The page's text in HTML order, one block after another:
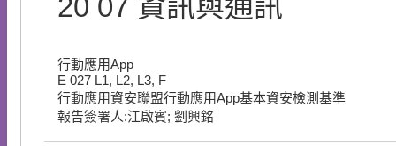
20 07 資訊與通訊
行動應用App
E 027 L1, L2, L3, F
行動應用資安聯盟行動應用App基本資安檢測基準
報告簽署人:江啟賓; 劉興銘